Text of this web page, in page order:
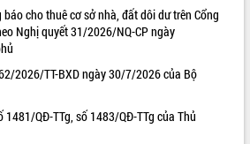
cho thuê cơ sở nhà, đất dôi dư trên Cổng
Nghị quyết 31/2026/NQ-CP ngày
2026/TT-BXD ngày 30/7/2026 của Bộ
1481/QĐ-TTg, số 1483/QĐ-TTg của Thủ